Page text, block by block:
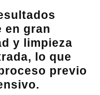
en gran
y limpieza
lo que
previo